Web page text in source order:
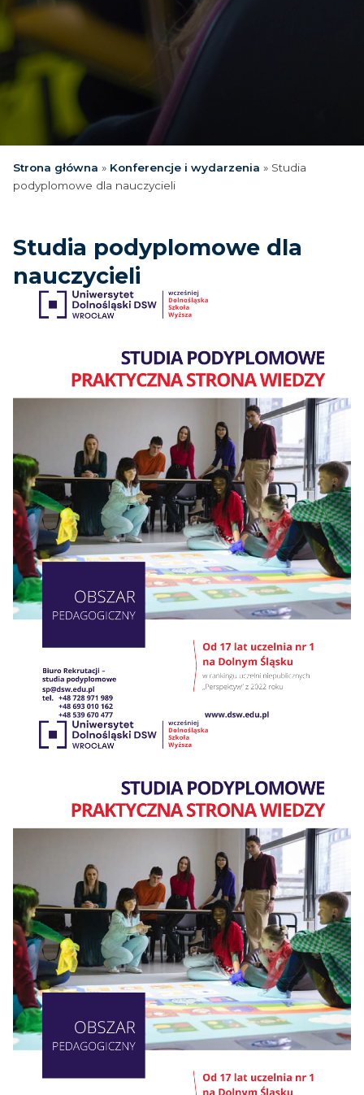
Strona główna » Konferencje i wydarzenia » Studia
podyplomowe dla nauczycieli
Studia podyplomowe dla
nauczycieli